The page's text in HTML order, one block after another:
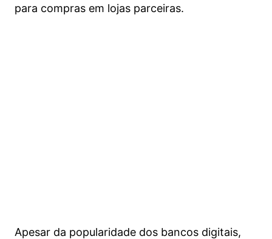
para compras em lojas parceiras.
Apesar da popularidade dos bancos digitais,